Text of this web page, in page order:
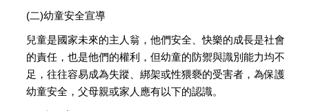
(二)幼童安全宣導
兒童是國家未來的主人翁，他們安全、快樂的成長是社會
的責任，也是他們的權利，但幼童的防禦與識別能力均不
足，往往容易成為失蹤、綁架或性猥褻的受害者，為保護
幼童安全，父母親或家人應有以下的認識。